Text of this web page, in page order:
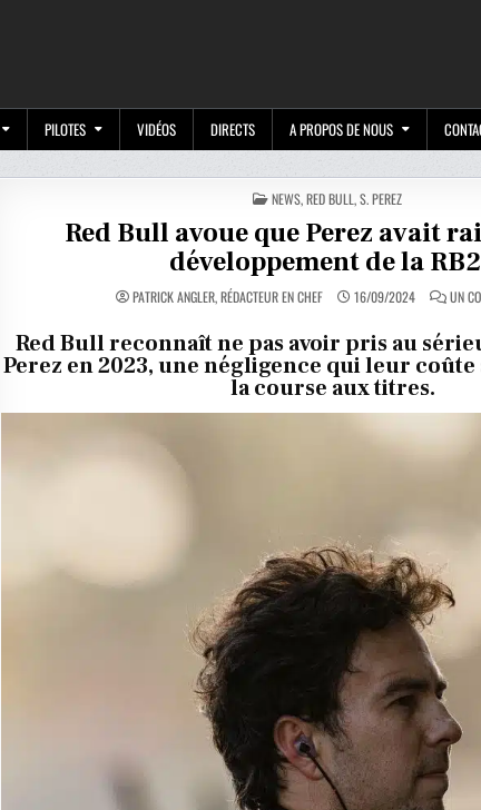
PILOTES VIDÉOS DIRECTS A PROPOS DE NOUS
POSTED
IN
NEWS,RED BULL,S. PEREZ
Red Bull avoue que Perez avait
développement de la
PATRICK ANGLER, RÉDACTEUR EN CHEF 16/09/2024 UN
Red Bull reconnaît ne pas avoir pris au
Perez en 2023, une négligence qui leur
la course aux titres.